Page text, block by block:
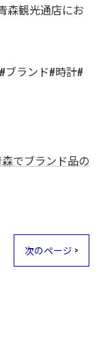
森観光通店にお
ブランド#時計#
でブランド品の
次のページ >